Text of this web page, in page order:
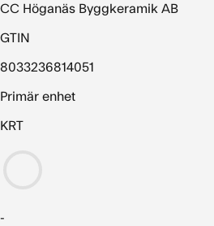
CC Höganäs Byggkeramik AB
GTIN
8033236814051
Primär enhet
KRT
-